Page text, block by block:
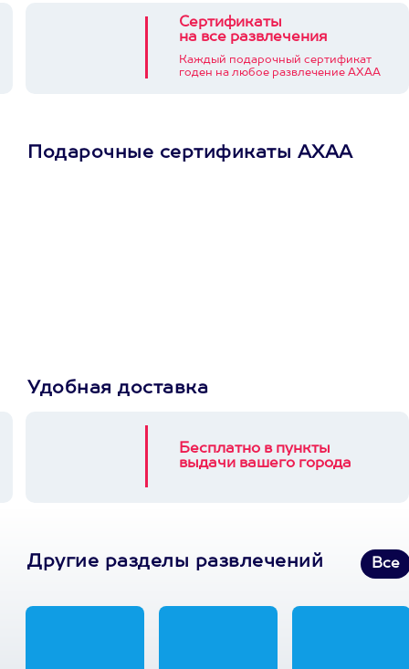
Сертификаты
на все развлечения
Каждый подарочный сертификат
годен на любое развлечение АХАА
Подарочные сертификаты АХАА
Удобная доставка
Бесплатно в пункты
выдачи вашего города
Другие разделы развлечений Все